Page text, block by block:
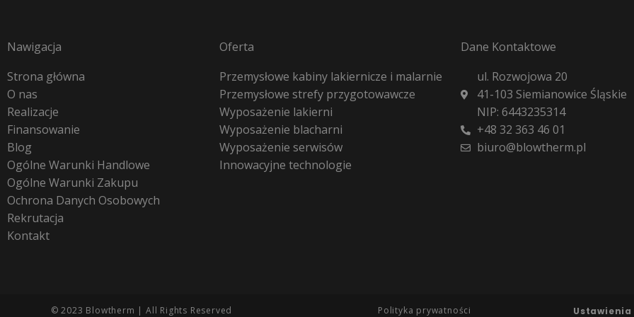
Nawigacja
Strona główna
O nas
Realizacje
Finansowanie
Blog
Ogólne Warunki Handlowe
Ogólne Warunki Zakupu
Ochrona Danych Osobowych
Rekrutacja
Kontakt
Oferta
Przemysłowe kabiny lakiernicze i malarnie
Przemysłowe strefy przygotowawcze
Wyposażenie lakierni
Wyposażenie blacharni
Wyposażenie serwisów
Innowacyjne technologie
Dane Kontaktowe
ul. Rozwojowa 20
41-103 Siemianowice Śląskie
NIP: 6443235314
+48 32 363 46 01
biuro@blowtherm.pl
© 2023 Blowtherm | All Rights Reserved Polityka prywatności